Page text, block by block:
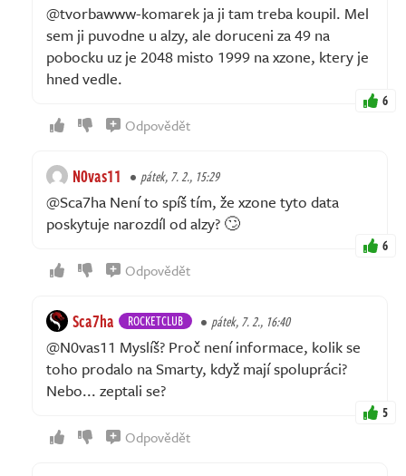
@tvorbawww-komarek ja ji tam treba koupil. Mel
sem ji puvodne u alzy, ale doruceni za 49 na
pobocku uz je 2048 misto 1999 na xzone, ktery je
hned vedle.
6
Odpovědět
N0vas11 pátek, 7. 2., 15:29
@Sca7ha Není to spíš tím, že xzone tyto data
poskytuje narozdíl od alzy? 🙄
6
Odpovědět
Sca7ha ROCKETCLUB pátek, 7. 2., 16:40
@N0vas11 Myslíš? Proč není informace, kolik se
toho prodalo na Smarty, když mají spolupráci?
Nebo... zeptali se?
5
Odpovědět